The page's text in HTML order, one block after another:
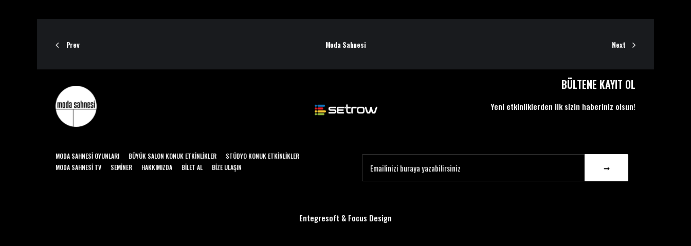
Prev Moda Sahnesi Next
BÜLTENE KAYIT OL
Yeni etkinliklerden ilk sizin haberiniz olsun!
MODA SAHNESI OYUNLARI BÜYÜK SALON KONUK ETKINLIKLER
STÜDYO KONUK ETKINLIKLER
MODA SAHNESI TV
SEMINER HAKKIMIZDA BILET AL BIZE ULAŞIN
Entegresoft & Focus Design